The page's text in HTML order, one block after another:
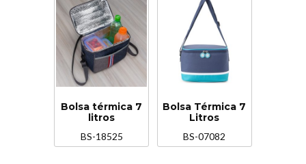
Bolsa térmica 7
litros
BS-18525
Bolsa Térmica 7
Litros
BS-07082